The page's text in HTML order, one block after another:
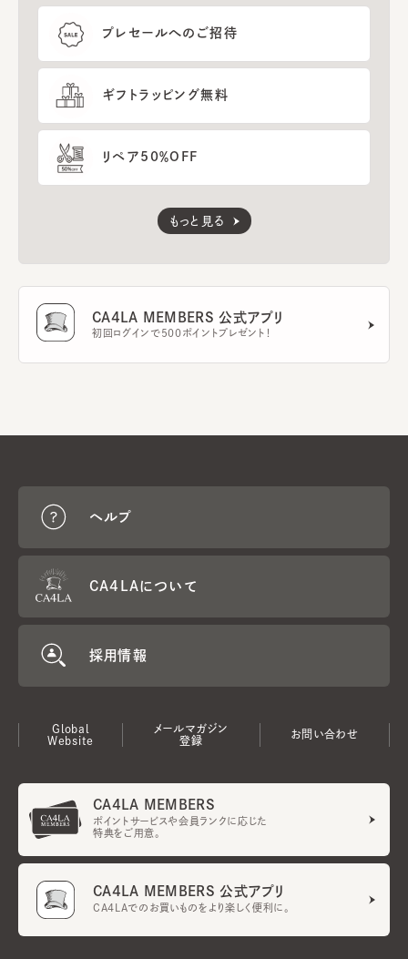
プレセールへのご招待
ギフトラッピング無料
リペア50％OFF
もっと見る
CA4LA MEMBERS 公式アプリ
初回ログインで500ポイントプレゼント！
ヘルプ
CA4LAについて
採用情報
Global
Website
メールマガジン
登録
お問い合わせ
CA4LA MEMBERS
ポイントサービスや会員ランクに応じた
特典をご用意。
CA4LA MEMBERS 公式アプリ
CA4LAでのお買いものをより楽しく便利に。